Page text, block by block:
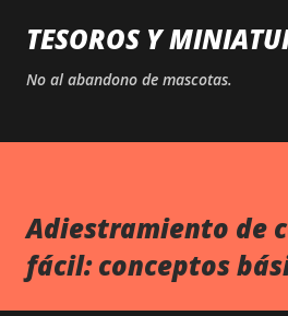
Ir al
TESOROS Y
No al abandono de mascotas.
Adiestramiento de
fácil: conceptos